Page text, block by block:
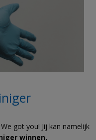
got you! Jij kan namelijk
winnen.